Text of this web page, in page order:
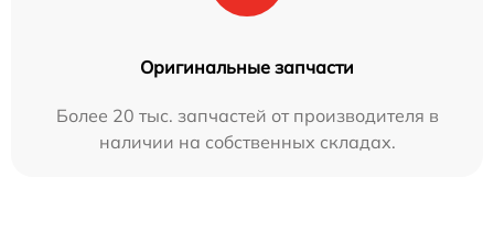
Оригинальные запчасти
Более 20 тыс. запчастей от производителя в
наличии на собственных складах.